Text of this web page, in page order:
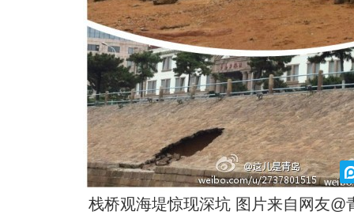
栈桥观海堤惊现深坑 图片来自网友@